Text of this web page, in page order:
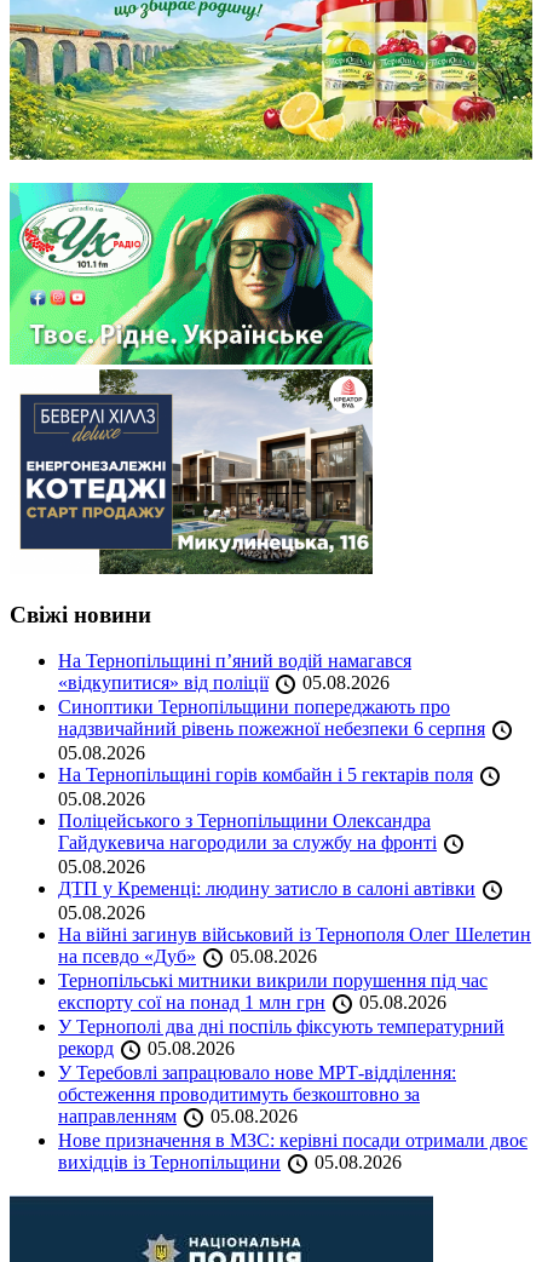
Свіжі новини
На Тернопільщині п’яний водій намагався
«відкупитися» від поліції
05.08.2026
Синоптики Тернопільщини попереджають про
надзвичайний рівень пожежної небезпеки 6 серпня
05.08.2026
На Тернопільщині горів комбайн і 5 гектарів поля
05.08.2026
Поліцейського з Тернопільщини Олександра
Гайдукевича нагородили за службу на фронті
05.08.2026
ДТП у Кременці: людину затисло в салоні автівки
05.08.2026
На війні загинув військовий із Тернополя Олег Шелетин
на псевдо «Дуб»
05.08.2026
Тернопільські митники викрили порушення під час
експорту сої на понад 1 млн грн
05.08.2026
У Тернополі два дні поспіль фіксують температурний
рекорд
05.08.2026
У Теребовлі запрацювало нове МРТ-відділення:
обстеження проводитимуть безкоштовно за
направленням
05.08.2026
Нове призначення в МЗС: керівні посади отримали двоє
вихідців із Тернопільщини
05.08.2026